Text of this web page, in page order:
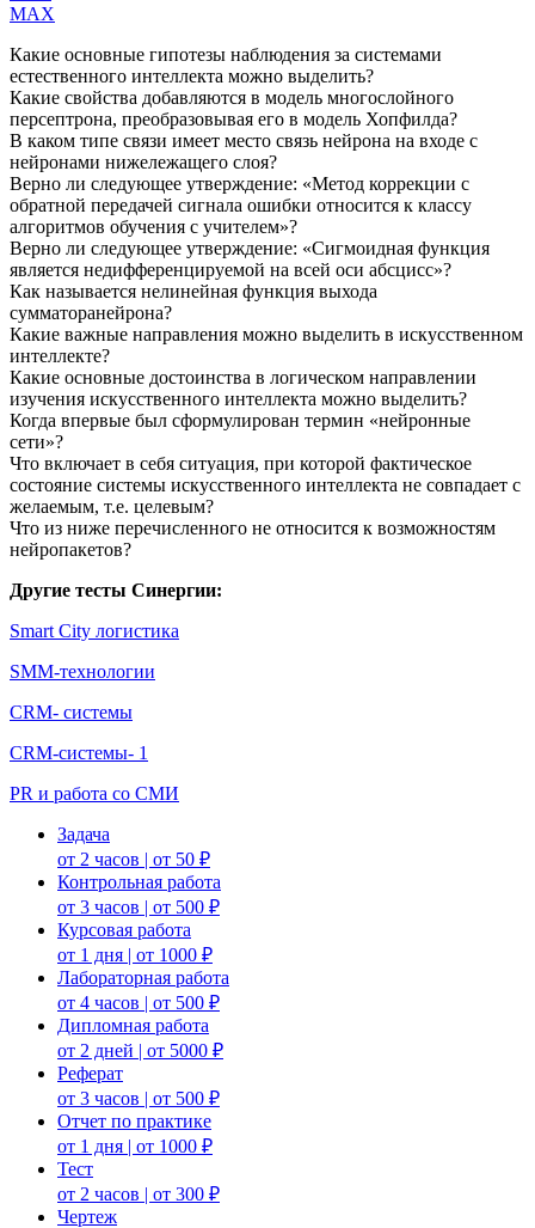
MAX
Какие основные гипотезы наблюдения за системами
естественного интеллекта можно выделить?
Какие свойства добавляются в модель многослойного
персептрона, преобразовывая его в модель Хопфилда?
В каком типе связи имеет место связь нейрона на входе с
нейронами нижележащего слоя?
Верно ли следующее утверждение: «Метод коррекции с
обратной передачей сигнала ошибки относится к классу
алгоритмов обучения с учителем»?
Верно ли следующее утверждение: «Сигмоидная функция
является недифференцируемой на всей оси абсцисс»?
Как называется нелинейная функция выхода
сумматоранейрона?
Какие важные направления можно выделить в искусственном
интеллекте?
Какие основные достоинства в логическом направлении
изучения искусственного интеллекта можно выделить?
Когда впервые был сформулирован термин «нейронные
сети»?
Что включает в себя ситуация, при которой фактическое
состояние системы искусственного интеллекта не совпадает с
желаемым, т.е. целевым?
Что из ниже перечисленного не относится к возможностям
нейропакетов?
Другие тесты Синергии:
Smart City логистика
SMM-технологии
CRM- системы
CRM-системы- 1
PR и работа со СМИ
Задача
от 2 часов | от 50 ₽
Контрольная работа
от 3 часов | от 500 ₽
Курсовая работа
от 1 дня | от 1000 ₽
Лабораторная работа
от 4 часов | от 500 ₽
Дипломная работа
от 2 дней | от 5000 ₽
Реферат
от 3 часов | от 500 ₽
Отчет по практике
от 1 дня | от 1000 ₽
Тест
от 2 часов | от 300 ₽
Чертеж